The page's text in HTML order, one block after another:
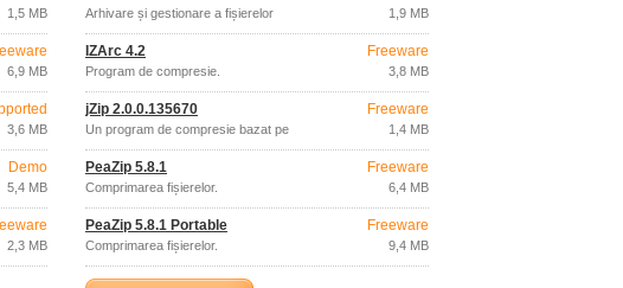
1,5 MB
6,9 MB
3,6 MB
Demo
5,4 MB
2,3 MB
Arhivare și gestionare a fișierelor 1,9 MB
IZArc 4.2
Program de compresie.
Freeware
3,8 MB
jZip 2.0.0.135670
Un program de compresie bazat pe
Freeware
1,4 MB
PeaZip 5.8.1
Comprimarea fișierelor.
Freeware
6,4 MB
PeaZip 5.8.1 Portable
Comprimarea fișierelor.
Freeware
9,4 MB